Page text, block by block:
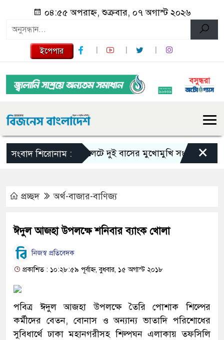
০৪:৫৫ অপরাহ্ন, শুক্রবার, ০৭ অগাস্ট ২০২৬
ইপেপার
সংবাদ শিরোনাম :সিলেটে দুই বাসের মুখোমুখি সংঘর্ষে নিহত বেড়ে
×
প্রচ্ছদ অর্থ-বাজার-বাণিজ্য
ঈদুল আজহা উপলক্ষে শনিবার ব্যাংক খোলা
নিজস্ব প্রতিবেদক
প্রকাশিত : ১০:২৮:৫৯ পূর্বাহ্ন, বুধবার, ১৫ অগাস্ট ২০১৮
পবিত্র ঈদুল আজহা উপলক্ষে তৈরি পোশাক শিল্পের
কর্মীদের বেতন, বোনাস ও অন্যান্য ভাতাদি পরিশোধের
সুবিধার্থে ঢাকা মহানগরীসহ শিল্পঘন এলাকায় তফসিলি